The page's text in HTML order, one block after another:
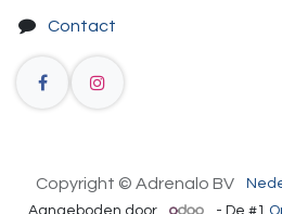
Contact
Copyright © Adrenalo BV